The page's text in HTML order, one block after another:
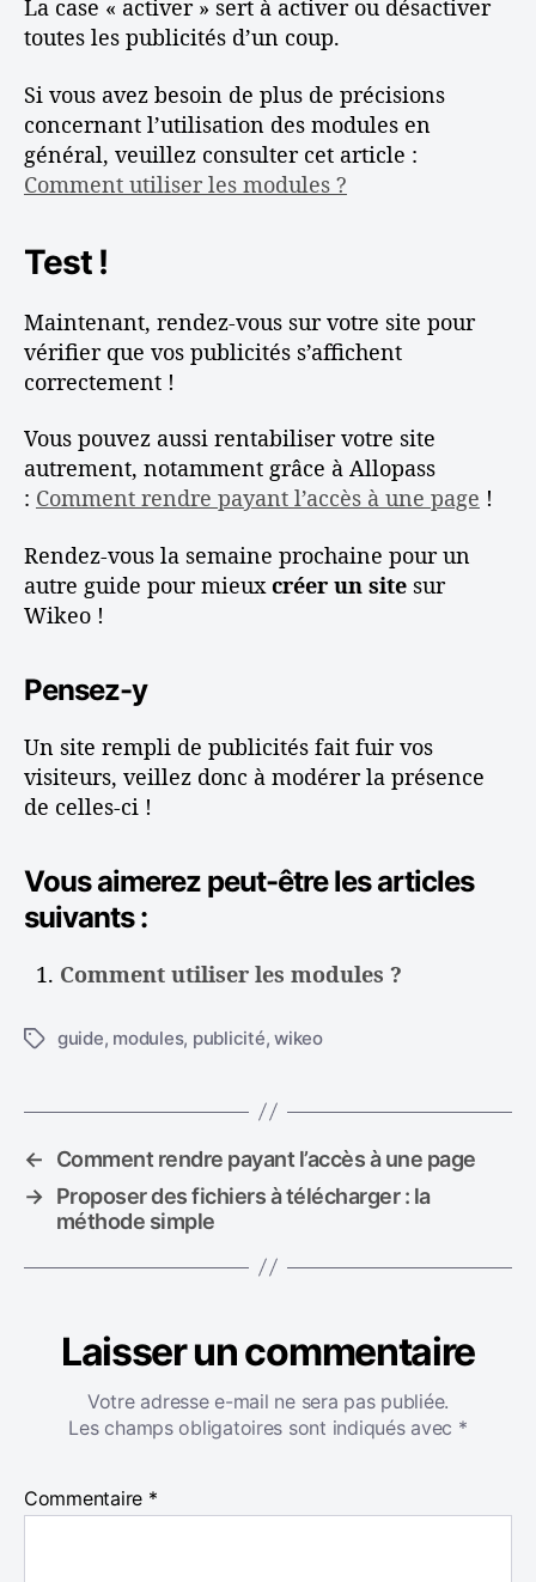
La case « activer » sert à activer ou désactiver
toutes les publicités d’un coup.
Si vous avez besoin de plus de précisions
concernant l’utilisation des modules en
général, veuillez consulter cet article :
Comment utiliser les modules ?
Test !
Maintenant, rendez-vous sur votre site pour
vérifier que vos publicités s’affichent
correctement !
Vous pouvez aussi rentabiliser votre site
autrement, notamment grâce à Allopass
: Comment rendre payant l’accès à une page !
Rendez-vous la semaine prochaine pour un
autre guide pour mieuxcréer un site sur
Wikeo !
Pensez-y
Un site rempli de publicités fait fuir vos
visiteurs, veillez donc à modérer la présence
de celles-ci !
Vous aimerez peut-être les articles
suivants :
Comment utiliser les modules ?
É
q
e
t
s
guide, modules, publicité,wikeo
←
Comment rendre payant l’accès à une page
→ Proposer des fichiers à télécharger : la
méthode simple
Laisser un commentaire
Votre adresse e-mail ne sera pas publiée.
Les champs obligatoires sont indiqués avec *
Commentaire *